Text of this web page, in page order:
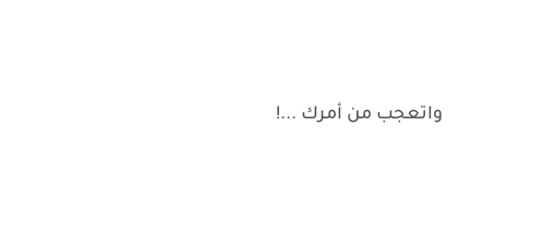
واتعجب من أمرك ...!